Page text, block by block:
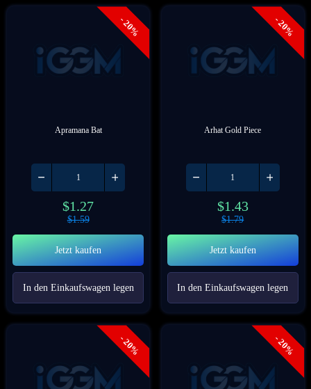
- 20%
Apramana Bat
$1.27
$1.59
Jetzt kaufen
In den Einkaufswagen legen
- 20%
Arhat Gold Piece
$1.43
$1.79
Jetzt kaufen
In den Einkaufswagen legen
- 20% - 20%